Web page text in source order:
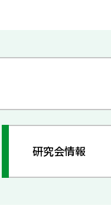
研究会情報